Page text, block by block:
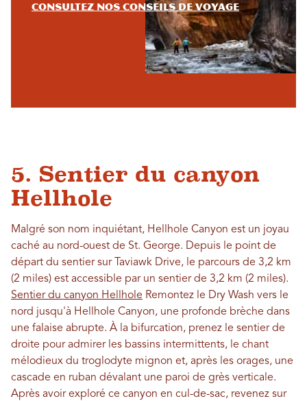
Consultez nos conseils de voyage
5. Sentier du canyon
Hellhole
Malgré son nom inquiétant, Hellhole Canyon est un joyau
caché au nord-ouest de St. George. Depuis le point de
départ du sentier sur Taviawk Drive, le parcours de 3,2 km
(2 miles) est accessible par un sentier de 3,2 km (2 miles).
Sentier du canyon Hellhole Remontez le Dry Wash vers le
nord jusqu'à Hellhole Canyon, une profonde brèche dans
une falaise abrupte. À la bifurcation, prenez le sentier de
droite pour admirer les bassins intermittents, le chant
mélodieux du troglodyte mignon et, après les orages, une
cascade en ruban dévalant une paroi de grès verticale.
Après avoir exploré ce canyon en cul-de-sac, revenez sur